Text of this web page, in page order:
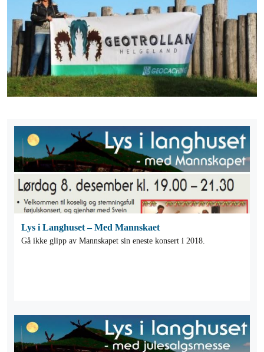
Lys i Langhuset – Med Mannskaet
Gå ikke glipp av Mannskapet sin eneste konsert i 2018.